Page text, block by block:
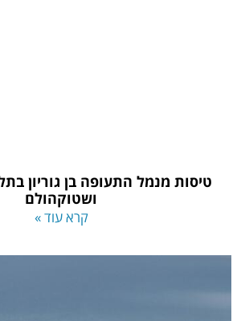
טיסות מנמל התעופה בן גוריון
ושטוקהולם
קרא עוד »